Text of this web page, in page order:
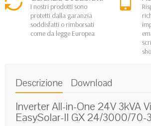
I nostri prodotti sono
protetti dalla garanzia
soddisfatti o rimborsati
come da legge Europea
Descrizione Download
Inverter All-in-One 24V 3kVA
EasySolar-II GX 24/3000/70-